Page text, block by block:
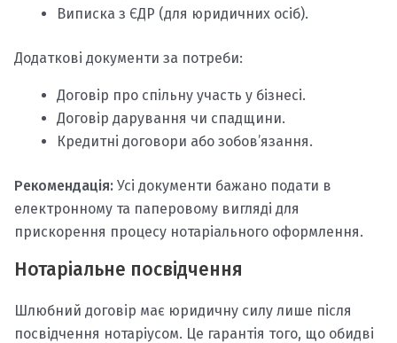
Виписка з ЄДР (для юридичних осіб).
Додаткові документи за потреби:
Договір про спільну участь у бізнесі.
Договір дарування чи спадщини.
Кредитні договори або зобов’язання.
Рекомендація: Усі документи бажано подати в
електронному та паперовому вигляді для
прискорення процесу нотаріального оформлення.
Нотаріальне посвідчення
Шлюбний договір має юридичну силу лише після
посвідчення нотаріусом. Це гарантія того, що обидві